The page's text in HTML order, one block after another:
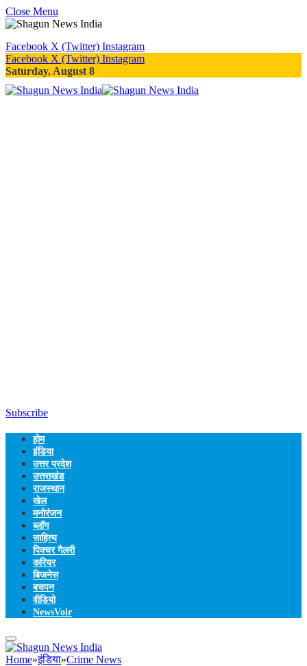
Close Menu
Facebook X (Twitter) Instagram
Facebook X (Twitter) Instagram
Saturday, August 8
Subscribe
होम
इंडिया
उत्तर प्रदेश
उत्तराखंड
राजस्थान
खेल
मनोरंजन
ब्लॉग
साहित्य
पिक्चर गैलरी
करियर
बिजनेस
बचपन
वीडियो
NewsVoir
Home»इंडिया»Crime News